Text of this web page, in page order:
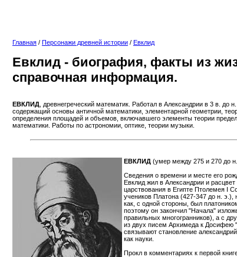
Главная / Персонажи древней истории / Евклид
Евклид - биография, факты из
справочная информация.
ЕВКЛИД, древнегреческий математик. Работал в Александрии в 3 в. до
содержащий основы античной математики, элементарной геометрии,
определения площадей и объемов, включавшего элементы теории
математики. Работы по астрономии, оптике, теории музыки.
ЕВКЛИД (умер между 275 и 270 до
Сведения о времени и месте его
Евклид жил в Александрии и
царствования в Египте Птолемея I
учеников Платона (427-347 до н.
как, с одной стороны, был
поэтому он закончил "Начала"
правильных многогранников), а с
из двух писем Архимеда к
связывают становление
как науки.
Прокл в комментариях к первой